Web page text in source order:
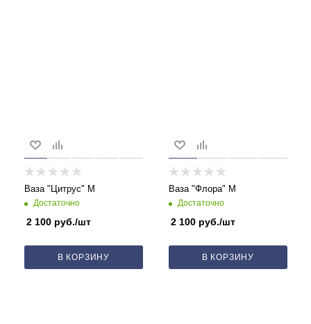
Ваза "Цитрус" M
Достаточно
2 100 руб./шт
В КОРЗИНУ
Ваза "Флора" M
Достаточно
2 100 руб./шт
В КОРЗИНУ